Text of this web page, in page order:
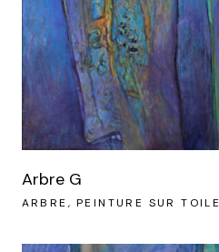
Arbre G
ARBRE PEINTURE SUR TOILE